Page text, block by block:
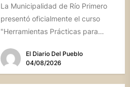
La Municipalidad de Río Primero
presentó oficialmente el curso
"Herramientas Prácticas para
destinada a emprendedores,...
El Diario Del Pueblo
04/08/2026